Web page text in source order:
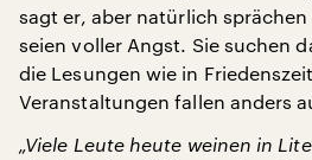
sagt er, aber natürlich
seien voller Angst. Sie suchen
die Lesungen wie in
Veranstaltungen fallen anders
„Viele Leute heute weinen in